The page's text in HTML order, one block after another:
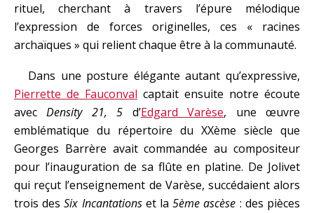
rituel, cherchant à travers l’épure mélodique
l’expression de forces originelles, ces « racines
archaïques » qui relient chaque être à la communauté.
Dans une posture élégante autant qu’expressive,
Pierrette de Fauconval captait ensuite notre écoute
avecDensity 21, 5 d’Edgard Varèse, une œuvre
emblématique du répertoire du XXème siècle que
Georges Barrère avait commandée au compositeur
pour l’inauguration de sa flûte en platine. De Jolivet
qui reçut l’enseignement de Varèse, succédaient alors
trois desSix Incantationset la5ème ascèse : des pièces